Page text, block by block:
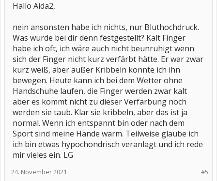
Hallo Aida2,
nein ansonsten habe ich nichts, nur Bluthochdruck.
Was wurde bei dir denn festgestellt? Kalt Finger
habe ich oft, ich wäre auch nicht beunruhigt wenn
sich der Finger nicht kurz verfärbt hätte. Er war zwar
kurz weiß, aber außer Kribbeln konnte ich ihn
bewegen. Heute kann ich bei dem Wetter ohne
Handschuhe laufen, die Finger werden zwar kalt
aber es kommt nicht zu dieser Verfärbung noch
werden sie taub. Klar sie kribbeln, aber das ist ja
normal. Wenn ich entspannt bin oder nach dem
Sport sind meine Hände warm. Teilweise glaube ich
ich bin etwas hypochondrisch veranlagt und ich rede
mir vieles ein. LG
#5
24. November 2021